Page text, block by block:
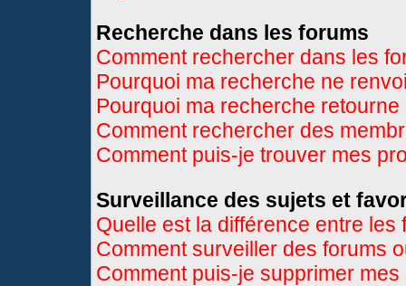
Recherche dans les forums
Comment rechercher dans les
Pourquoi ma recherche ne
Pourquoi ma recherche
Comment rechercher des
Comment puis-je trouver mes
Surveillance des sujets et
Quelle est la différence entre
Comment surveiller des forums
Comment puis-je supprimer